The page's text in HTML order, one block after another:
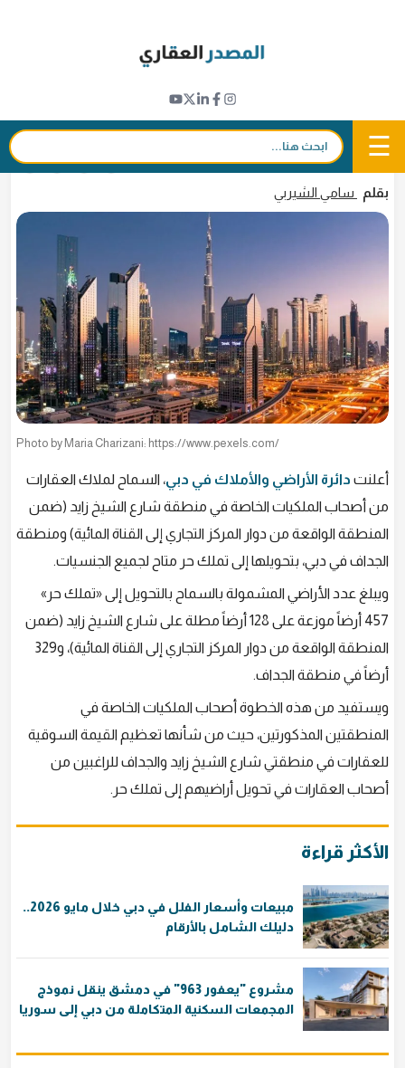
☰ بحث:
تعرف على شروط تحويل أراضي شارع الشيخ زايد
والجداف في دبي لـ"التملك الحر"
19 يناير 2025 - 16:57 f
𝕏
in
بقلم سامي الشيربي
Photo by Maria Charizani: https://www.pexels.com/
أعلنت دائرة الأراضي والأملاك في دبي، السماح لملاك العقارات
من أصحاب الملكيات الخاصة في منطقة شارع الشيخ زايد (ضمن
المنطقة الواقعة من دوار المركز التجاري إلى القناة المائية) ومنطقة
الجداف في دبي، بتحويلها إلى تملك حر متاح لجميع الجنسيات.
ويبلغ عدد الأراضي المشمولة بالسماح بالتحويل إلى «تملك حر»
457 أرضاً موزعة على 128 أرضاً مطلة على شارع الشيخ زايد (ضمن
المنطقة الواقعة من دوار المركز التجاري إلى القناة المائية)، و329
أرضاً في منطقة الجداف.
ويستفيد من هذه الخطوة أصحاب الملكيات الخاصة في
المنطقتين المذكورتين، حيث من شأنها تعظيم القيمة السوقية
للعقارات في منطقتي شارع الشيخ زايد والجداف للراغبين من
أصحاب العقارات في تحويل أراضيهم إلى تملك حر.
الأكثر قراءة
مبيعات وأسعار الفلل في دبي خلال مايو 2026..
دليلك الشامل بالأرقام
مشروع "يعفور 963" في دمشق ينقل نموذج
المجمعات السكنية المتكاملة من دبي إلى سوريا